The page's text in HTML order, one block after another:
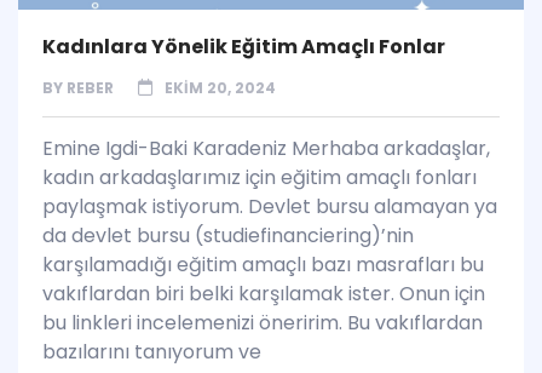
Kadınlara Yönelik Eğitim Amaçlı Fonlar
BY REBER EKIM 20, 2024
Emine Igdi-Baki Karadeniz Merhaba arkadaşlar,
kadın arkadaşlarımız için eğitim amaçlı fonları
paylaşmak istiyorum. Devlet bursu alamayan ya
da devlet bursu (studiefinanciering)’nin
karşılamadığı eğitim amaçlı bazı masrafları bu
vakıflardan biri belki karşılamak ister. Onun için
bu linkleri incelemenizi öneririm. Bu vakıflardan
bazılarını tanıyorum ve